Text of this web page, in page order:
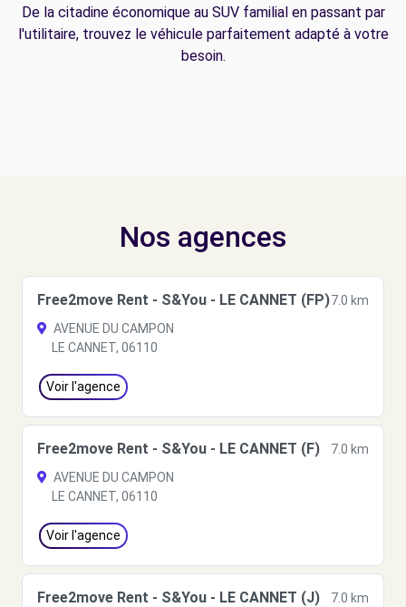
De la citadine économique au SUV familial en passant par
l'utilitaire, trouvez le véhicule parfaitement adapté à votre
besoin.
Nos agences
Free2move Rent - S&You - LE CANNET (FP)7.0 km
AVENUE DU CAMPON
LE CANNET, 06110
Voir l'agence
Free2move Rent - S&You - LE CANNET (F)
7.0 km
AVENUE DU CAMPON
LE CANNET, 06110
Voir l'agence
Free2move Rent - S&You - LE CANNET (J)
7.0 km